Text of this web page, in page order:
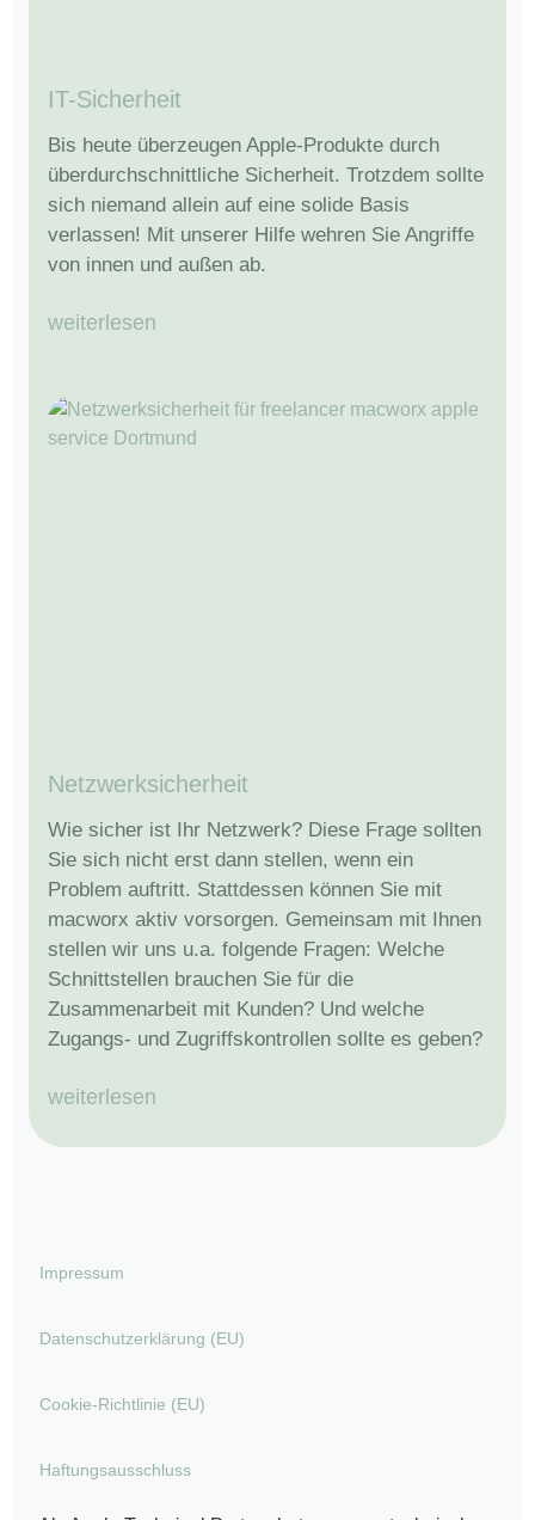
IT-Sicherheit
Bis heute überzeugen Apple-Produkte durch
überdurchschnittliche Sicherheit. Trotzdem sollte
sich niemand allein auf eine solide Basis
verlassen! Mit unserer Hilfe wehren Sie Angriffe
von innen und außen ab.
weiterlesen
Netzwerksicherheit
Wie sicher ist Ihr Netzwerk? Diese Frage sollten
Sie sich nicht erst dann stellen, wenn ein
Problem auftritt. Stattdessen können Sie mit
macworx aktiv vorsorgen. Gemeinsam mit Ihnen
stellen wir uns u.a. folgende Fragen: Welche
Schnittstellen brauchen Sie für die
Zusammenarbeit mit Kunden? Und welche
Zugangs- und Zugriffskontrollen sollte es geben?
weiterlesen
Impressum
Datenschutzerklärung (EU)
Cookie-Richtlinie (EU)
Haftungsausschluss